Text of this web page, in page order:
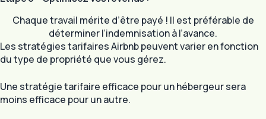
Chaque travail mérite d’être payé ! Il est préférable de
déterminer l’indemnisation à l’avance.
Les stratégies tarifaires Airbnb peuvent varier en fonction
du type de propriété que vous gérez.
Une stratégie tarifaire efficace pour un hébergeur sera
moins efficace pour un autre.